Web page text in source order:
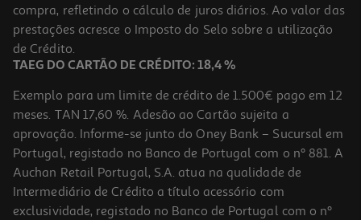
compra, refletindo o cálculo de juros diários. Ao valor das
prestações acresce o Imposto do Selo sobre a utilização
de Crédito.
TAEG DO CARTÃO DE CRÉDITO: 18,4 %
Exemplo para um limite de crédito de 1.500€ pago em 12
meses. TAN 17,60 %. Adesão ao Cartão sujeita a
aprovação. Informe-se junto do Oney Bank – Sucursal em
Portugal, registado no Banco de Portugal com o nº 881. A
Auchan Retail Portugal, S.A. atua na qualidade de
Intermediário de Crédito a título acessório com
exclusividade, registado no Banco de Portugal com o nº